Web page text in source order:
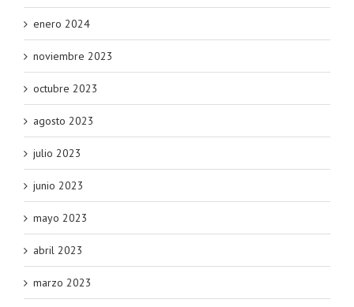
enero 2024
noviembre 2023
octubre 2023
agosto 2023
julio 2023
junio 2023
mayo 2023
abril 2023
marzo 2023